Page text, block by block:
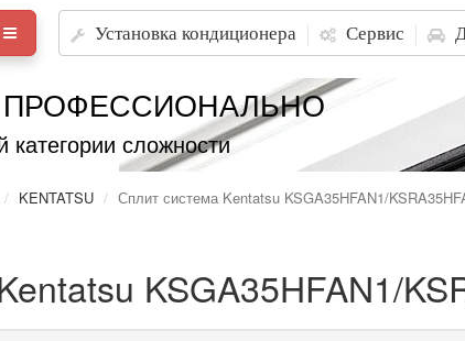
Установка кондиционера Сервис
ПРОФЕССИОНАЛЬНО
сложности
KENTATSU Сплит система Kentatsu KSGA35HFAN1/
KSGA35HFAN1/